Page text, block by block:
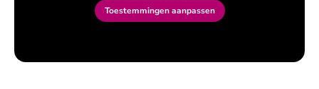
Toestemmingen aanpassen